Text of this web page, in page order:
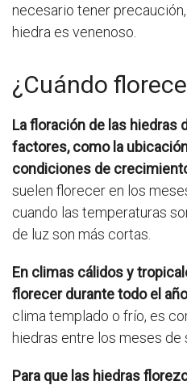
necesario tener
hiedra es venenoso.
¿Cuándo
La floración de las hiedras
factores, como la
condiciones de
suelen florecer en los
cuando las temperaturas
de luz son más cortas.
En climas cálidos y
florecer durante todo el
clima templado o frío, es
hiedras entre los meses
Para que las hiedras